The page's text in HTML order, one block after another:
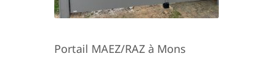
Portail MAEZ/RAZ à Mons